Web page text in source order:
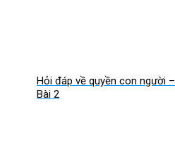
Hỏi đáp về quyền con người –
Bài 2